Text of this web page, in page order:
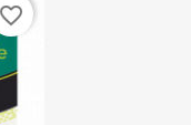
favorite_border